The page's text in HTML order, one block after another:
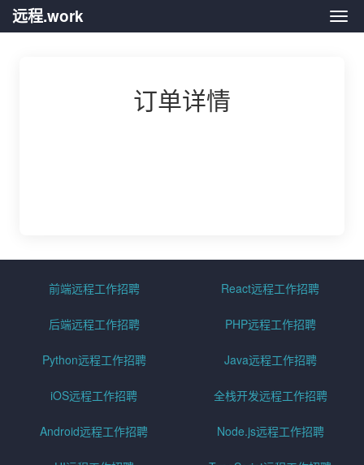
远
远程.work
订单详情
前端远程工作招聘 React远程工作招聘
后端远程工作招聘 PHP远程工作招聘
Python远程工作招聘 Java远程工作招聘
iOS远程工作招聘 全栈开发远程工作招聘
Android远程工作招聘 Node.js远程工作招聘